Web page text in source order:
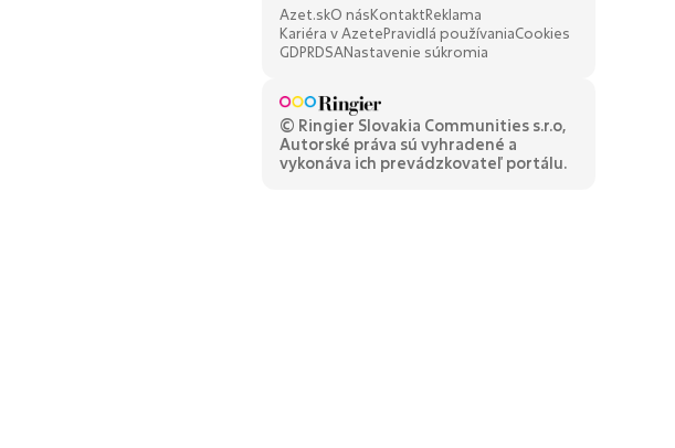
Azet.skO násKontaktReklama
Kariéra v AzetePravidlá používaniaCookies
GDPRDSANastavenie súkromia
© Ringier Slovakia Communities s.r.o,
Autorské práva sú vyhradené a
vykonáva ich prevádzkovateľ portálu.